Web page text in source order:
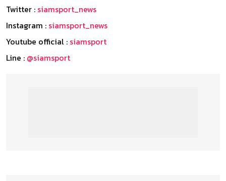
Twitter : siamsport_news
Instagram : siamsport_news
Youtube official : siamsport
Line : @siamsport